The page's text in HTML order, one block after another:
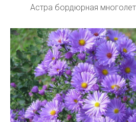
Астра бордюрная